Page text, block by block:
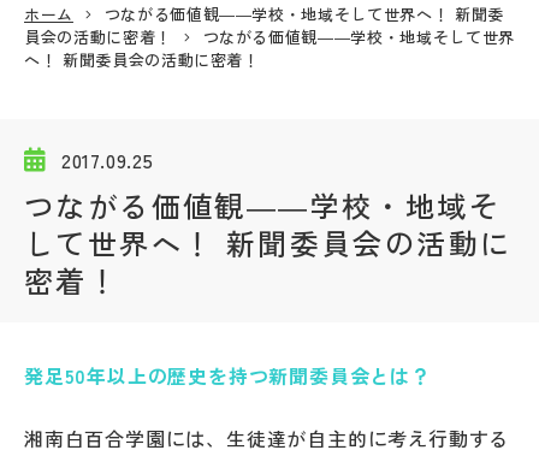
メニュー
学校動画
私学探検隊
説明会・イベント情報
ホーム
つながる価値観――学校・地域そして世界へ！ 新聞委
員会の活動に密着！
つながる価値観――学校・地域そして世界
へ！ 新聞委員会の活動に密着！
2017.09.25
つながる価値観――学校・地域そ
して世界へ！ 新聞委員会の活動に
密着！
発足50年以上の歴史を持つ新聞委員会とは？
湘南白百合学園には、生徒達が自主的に考え行動する